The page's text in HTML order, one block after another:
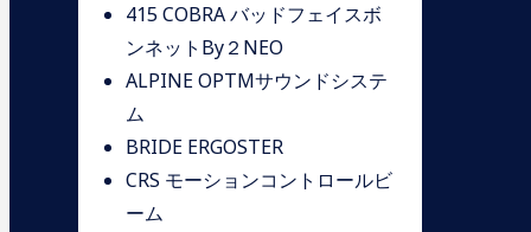
415 COBRA バッドフェイスボ
ンネットBy２NEO
ALPINE OPTMサウンドシステ
ム
BRIDE ERGOSTER
CRS モーションコントロールビ
ーム